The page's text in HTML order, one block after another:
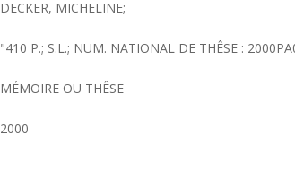
DECKER, MICHELINE;
"410 P.; S.L.; NUM. NATIONAL DE THÊSE :
MÉMOIRE OU THÊSE
2000